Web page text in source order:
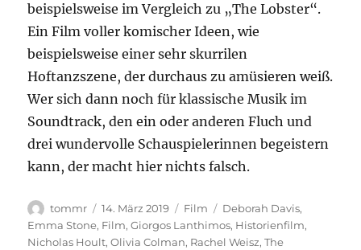
beispielsweise im Vergleich zu „The Lobster“.
Ein Film voller komischer Ideen, wie
beispielsweise einer sehr skurrilen
Hoftanzszene, der durchaus zu amüsieren weiß.
Wer sich dann noch für klassische Musik im
Soundtrack, den ein oder anderen Fluch und
drei wundervolle Schauspielerinnen begeistern
kann, der macht hier nichts falsch.
Autor
tommr
Veröffentlicht
am
14. März 2019 Kategorien
Film Schlagwörter
Deborah Davis,
Emma Stone, Film,Giorgos Lanthimos, Historienfilm,
Nicholas Hoult,Olivia Colman, Rachel Weisz,The